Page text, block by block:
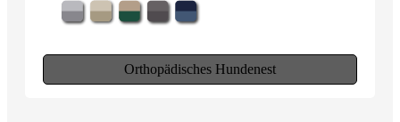
Orthopädisches Hundenest